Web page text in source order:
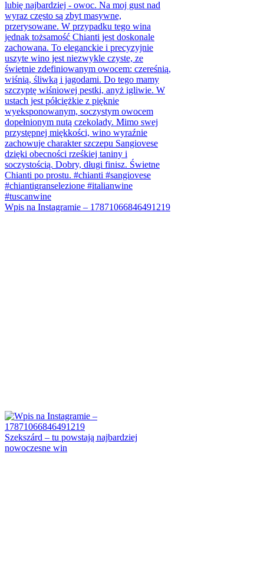
Wpis na Instagramie – 17871066846491219
Szekszárd – tu powstają najbardziej
nowoczesne win